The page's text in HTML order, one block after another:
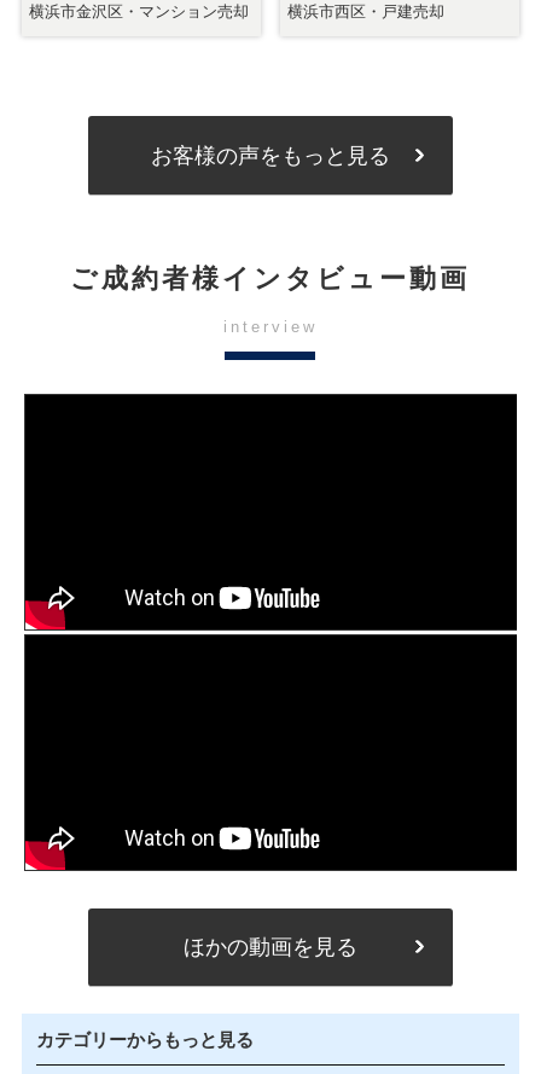
お客様の声をもっと見る
ご成約者様インタビュー動画
interview
ほかの動画を見る
カテゴリーからもっと見る